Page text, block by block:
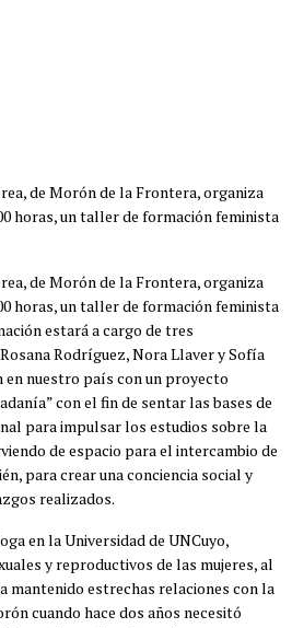
de Morón de la Frontera, organiza
horas, un taller de formación feminista
de Morón de la Frontera, organiza
horas, un taller de formación feminista
estará a cargo de tres
Rodríguez, Nora Llaver y Sofía
en nuestro país con un proyecto
con el fin de sentar las bases de
para impulsar los estudios sobre la
de espacio para el intercambio de
para crear una conciencia social y
realizados.
en la Universidad de UNCuyo,
y reproductivos de las mujeres, al
mantenido estrechas relaciones con la
cuando hace dos años necesitó